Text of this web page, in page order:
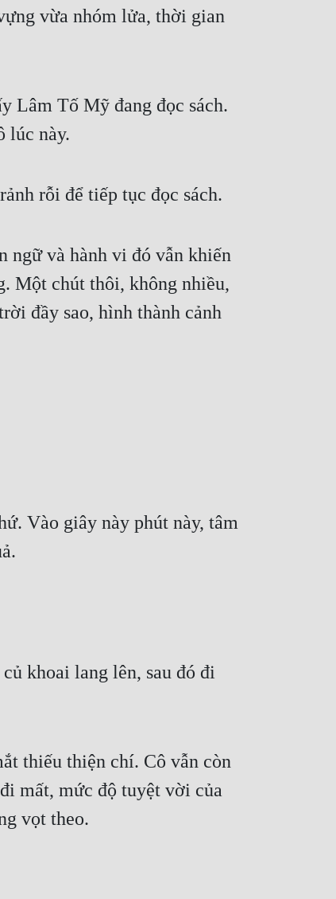
vừa nhóm lửa, thời gian
Lâm Tố Mỹ đang đọc sách.
lúc này.
rỗi để tiếp tục đọc sách.
ngữ và hành vi đó vẫn khiến
Một chút thôi, không nhiều,
đầy sao, hình thành cảnh
Vào giây này phút này, tâm
khoai lang lên, sau đó đi
thiếu thiện chí. Cô vẫn còn
mất, mức độ tuyệt vời của
vọt theo.